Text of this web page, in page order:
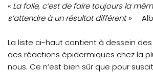
« La folie, c’est de faire toujours la
s’attendre à un résultat différent » -
La liste ci-haut contient à dessein
des réactions épidermiques chez la
nous. Ce n’est bien sûr que pour